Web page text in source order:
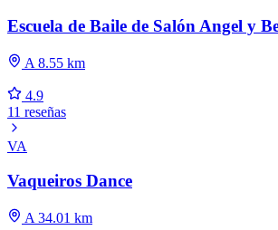
Escuela de Baile de Salón Angel y
A 8.55 km
4.9
11 reseñas
VA
Vaqueiros Dance
A 34.01 km